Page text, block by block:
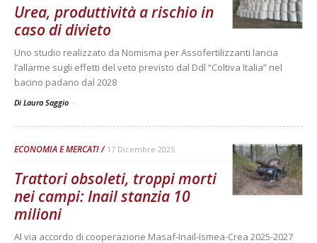
Urea, produttività a rischio in
caso di divieto
Uno studio realizzato da Nomisma per Assofertilizzanti lancia
l’allarme sugli effetti del veto previsto dal Ddl “Coltiva Italia” nel
bacino padano dal 2028
Di Laura Saggio -
ECONOMIA E MERCATI 17 Dicembre 2025
Trattori obsoleti, troppi morti
nei campi: Inail stanzia 10
milioni
Al via accordo di cooperazione Masaf-Inail-Ismea-Crea 2025-2027